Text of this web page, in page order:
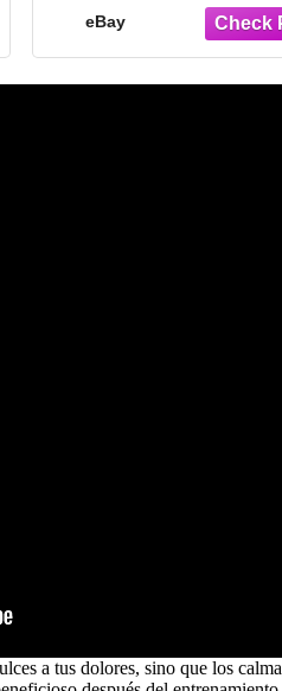
agua fría
eBay
a tus dolores, sino que los